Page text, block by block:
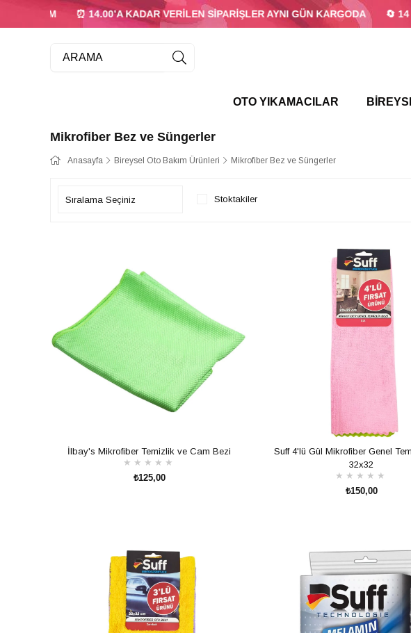
⏰ 14.00’A KADAR VERİLEN SİPARİŞLER AYNI GÜN KARGODA 🔄 14
OTO YIKAMACILAR
Mikrofiber Bez ve Süngerler
Anasayfa Bireysel Oto Bakım Ürünleri Mikrofiber Bez ve Süngerler
Stoktakiler
İlbay's Mikrofiber Temizlik ve Cam Bezi
★ ★ ★ ★ ★
₺125,00
Suff 4'lü Gül Mikrofiber Genel
32x32
★ ★ ★ ★ ★
₺150,00